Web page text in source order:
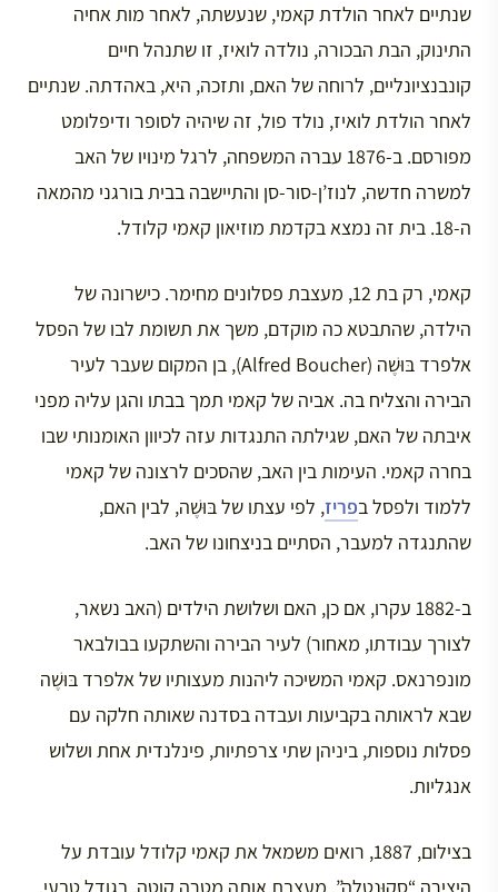
שנתיים לאחר הולדת קאמי, שנעשתה, לאחר מות אחיה
התינוק, הבת הבכורה, נולדה לואיז, זו שתנהל חיים
קונבנציונליים, לרוחה של האם, ותזכה, היא, באהדתה. שנתיים
לאחר הולדת לואיז, נולד פול, זה שיהיה לסופר ודיפלומט
מפורסם. ב-1876 עברה המשפחה, לרגל מינויו של האב
למשרה חדשה, לנוז’ן-סור-סן והתיישבה בבית בורגני מהמאה
ה-18. בית זה נמצא בקדמת מוזיאון קאמי קלודל.
קאמי, רק בת 12, מעצבת פסלונים מחימר. כישרונה של
הילדה, שהתבטא כה מוקדם, משך את תשומת לבו של הפסל
אלפרד בּוּשֶׁה (Alfred Boucher), בן המקום שעבר לעיר
הבירה והצליח בה. אביה של קאמי תמך בבתו והגן עליה מפני
איבתה של האם, שגילתה התנגדות עזה לכיוון האומנותי שבו
בחרה קאמי. העימות בין האב, שהסכים לרצונה של קאמי
ללמוד ולפסל בפריז, לפי עצתו של בּוּשֶׁה, לבין האם,
שהתנגדה למעבר, הסתיים בניצחונו של האב.
ב-1882 עקרו, אם כן, האם ושלושת הילדים (האב נשאר,
לצורך עבודתו, מאחור) לעיר הבירה והשתקעו בבולבאר
מונפרנאס. קאמי המשיכה ליהנות מעצותיו של אלפרד בּוּשֶׁה
שבא לראותה בקביעות ועבדה בסדנה שאותה חלקה עם
פסלות נוספות, ביניהן שתי צרפתיות, פינלנדית אחת ושלוש
אנגליות.
בצילום, 1887, רואים משמאל את קאמי קלודל עובדת על